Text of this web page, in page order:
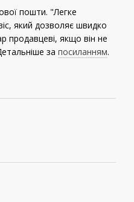
пошти. "Легке
який дозволяє швидко
продавцеві, якщо він не
за посиланням.